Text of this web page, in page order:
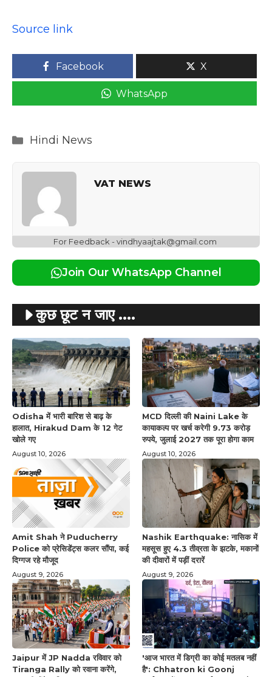
Source link
Facebook X
WhatsApp
Categories
Hindi News
VAT NEWS
For Feedback - vindhyaajtak@gmail.com
Join Our WhatsApp Channel
कुछ छूट न जाए ....
Odisha में भारी बारिश से बाढ़ के
हालात, Hirakud Dam के 12 गेट
खोले गए
August 10, 2026
MCD दिल्ली की Naini Lake के
कायाकल्प पर खर्च करेगी 9.73 करोड़
रुपये, जुलाई 2027 तक पूरा होगा काम
August 10, 2026
Amit Shah ने Puducherry
Police को प्रेसिडेंट्स कलर सौंपा, कई
दिग्गज रहे मौजूद
August 9, 2026
Nashik Earthquake: नासिक में
महसूस हुए 4.3 तीव्रता के झटके, मकानों
की दीवारों में पड़ीं दरारें
August 9, 2026
Jaipur में JP Nadda रविवार को
Tiranga Rally को रवाना करेंगे,
'आज भारत में डिग्री का कोई मतलब नहीं
है': Chhatron ki Goonj